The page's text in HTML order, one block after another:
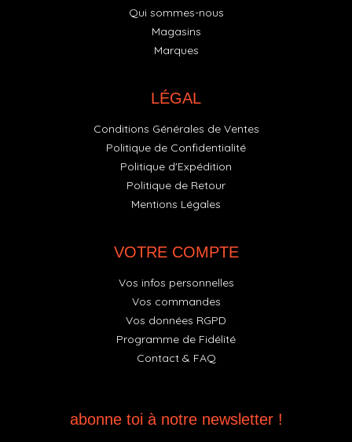
Qui sommes-nous
Magasins
Marques
LÉGAL
Conditions Générales de Ventes
Politique de Confidentialité
Politique d'Expédition
Politique de Retour
Mentions Légales
VOTRE COMPTE
Vos infos personnelles
Vos commandes
Vos données RGPD
Programme de Fidélité
Contact & FAQ
abonne toi à notre newsletter !